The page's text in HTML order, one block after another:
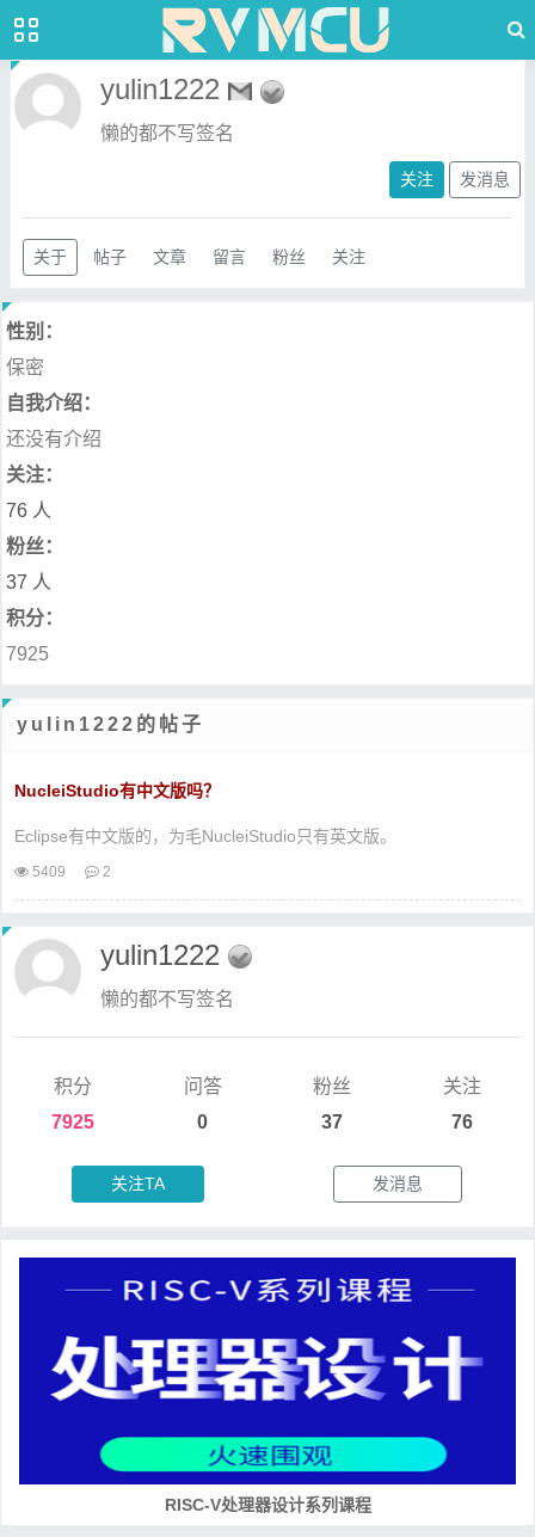
yulin1222
懒的都不写签名
关注 发消息
关于 帖子 文章 留言 粉丝 关注
性别：
保密
自我介绍：
还没有介绍
关注：
76 人
粉丝：
37 人
积分：
7925
yulin1222的帖子
NucleiStudio有中文版吗？
Eclipse有中文版的，为毛NucleiStudio只有英文版。
5409 2
yulin1222
懒的都不写签名
积分
7925
问答
0
粉丝
37
关注
76
关注TA 发消息
RISC-V处理器设计系列课程